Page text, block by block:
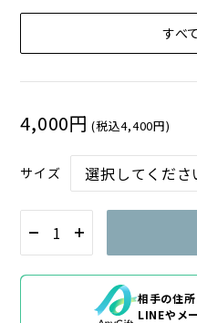
すべ
4,000円 (税込4,400円)
サイズ
相手の住
LINEやメ